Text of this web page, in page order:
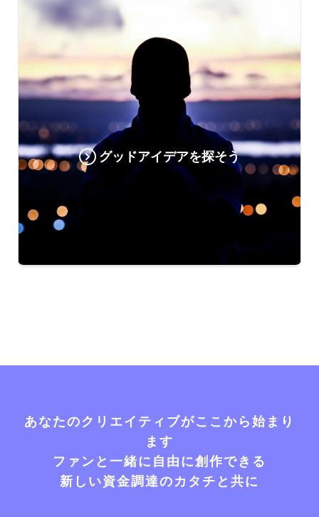
グッドアイデアを探そう
あなたのクリエイティブがここから始まり
ます
ファンと一緒に自由に創作できる
新しい資金調達のカタチと共に